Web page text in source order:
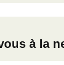
à la